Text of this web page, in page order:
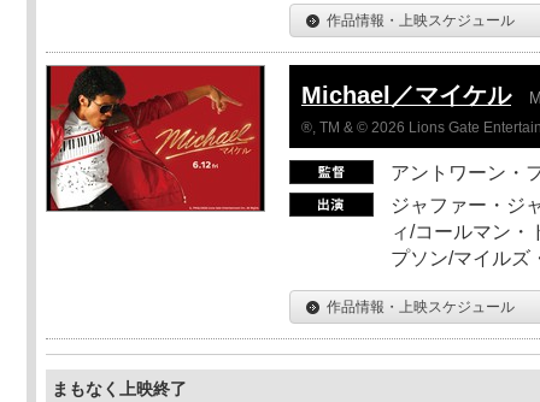
作品情報・上映スケジュール
Michael／マイケル
®, TM & © 2026 Lions Gate
アントワーン・
ジャファー・ジ
ィ/コールマン・
プソン/マイルズ
作品情報・上映スケジュール
まもなく上映終了